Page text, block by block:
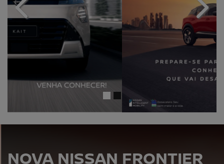
templates.template-
NOVA NISSAN FRONTIER